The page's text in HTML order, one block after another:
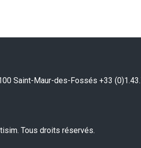
Saint-Maur-des-Fossés +33
Tous droits réservés.